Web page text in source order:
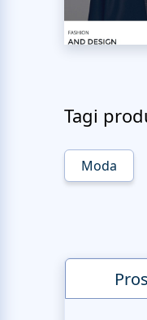
Tagi
Moda